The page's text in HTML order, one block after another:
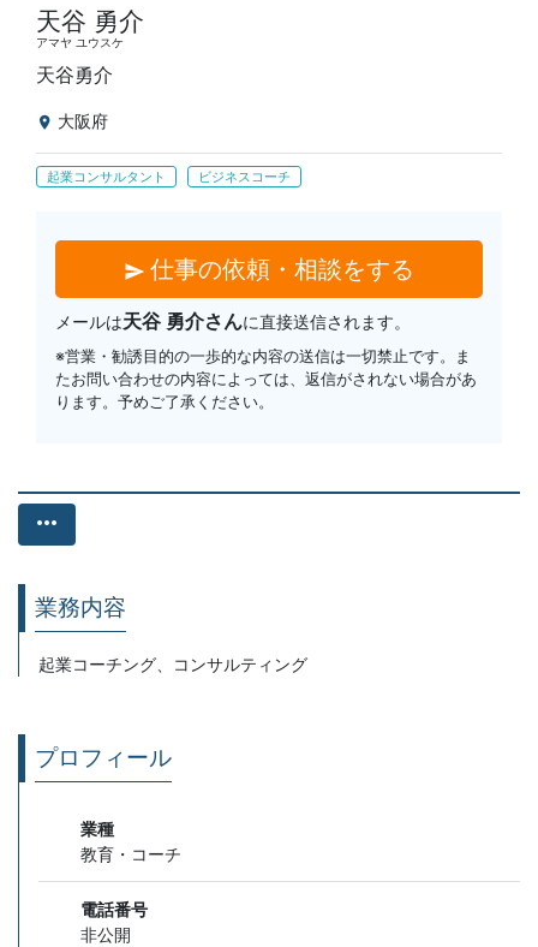
天谷 勇介
アマヤ ユウスケ
天谷勇介
location_on 大阪府
起業コンサルタント ビジネスコーチ
send 仕事の依頼・相談をする
メールは天谷 勇介さんに直接送信されます。
※営業・勧誘目的の一歩的な内容の送信は一切禁止です。ま
たお問い合わせの内容によっては、返信がされない場合があ
ります。予めご了承ください。
more_horiz
業務内容
起業コーチング、コンサルティング
プロフィール
業種
教育・コーチ
電話番号
非公開